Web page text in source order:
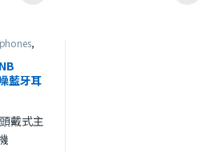
,
, On-Ear
產品
藍牙耳